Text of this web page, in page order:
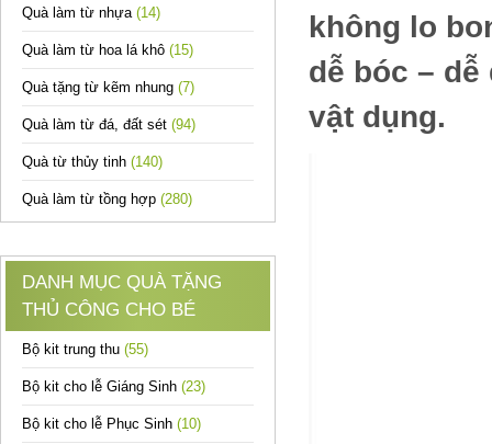
Quà làm từ nhựa (14)
Quà làm từ hoa lá khô (15)
Quà tặng từ kẽm nhung (7)
Quà làm từ đá, đất sét (94)
Quà từ thủy tinh (140)
Quà làm từ tồng hợp (280)
DANH MỤC QUÀ TẶNG
THỦ CÔNG CHO BÉ
Bộ kit trung thu (55)
Bộ kit cho lễ Giáng Sinh (23)
Bộ kit cho lễ Phục Sinh (10)
không lo
dễ bóc –
vật dụng.